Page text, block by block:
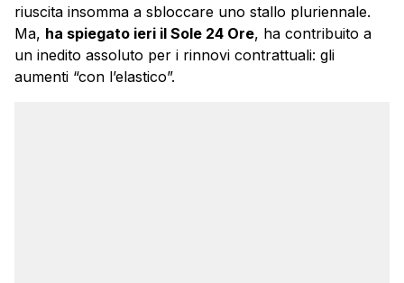
riuscita insomma a sbloccare uno stallo pluriennale.
Ma, ha spiegato ieri il Sole 24 Ore, ha contribuito a
un inedito assoluto per i rinnovi contrattuali: gli
aumenti “con l’elastico”.